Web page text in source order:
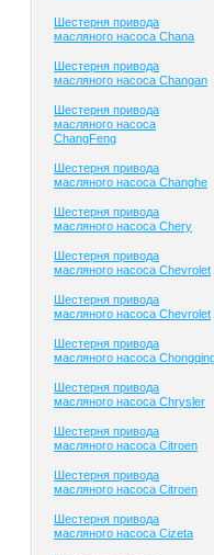
Шестерня привода
масляного насоса Chana
Шестерня привода
масляного насоса Changan
Шестерня привода
масляного насоса
ChangFeng
Шестерня привода
масляного насоса Changhe
Шестерня привода
масляного насоса Chery
Шестерня привода
масляного насоса Chevrolet
Шестерня привода
масляного насоса Chevrolet
Шестерня привода
масляного насоса
Шестерня привода
масляного насоса Chrysler
Шестерня привода
масляного насоса Citroen
Шестерня привода
масляного насоса Citroen
Шестерня привода
масляного насоса Cizeta